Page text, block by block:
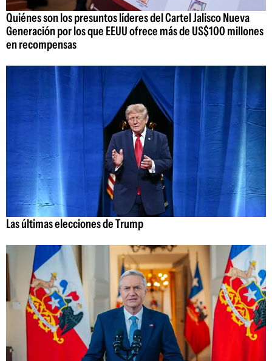
Quiénes son los presuntos líderes del Cartel Jalisco Nueva
Generación por los que EEUU ofrece más de US$100 millones
en recompensas
Las últimas elecciones de Trump